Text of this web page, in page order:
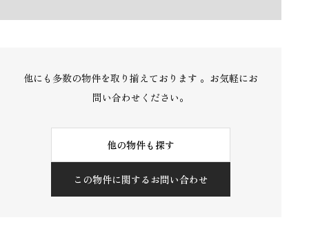
他にも多数の物件を取り揃えております 。お気軽にお
問い合わせください。
他の物件も探す
この物件に関するお問い合わせ